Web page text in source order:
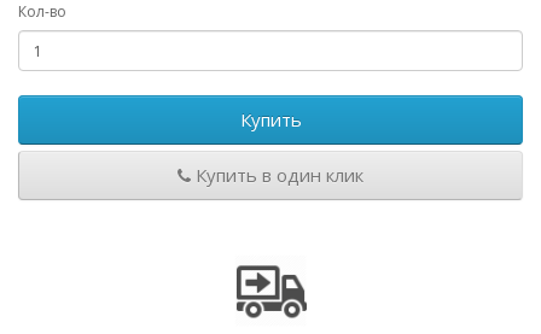
Кол-во
Купить
Купить в один клик